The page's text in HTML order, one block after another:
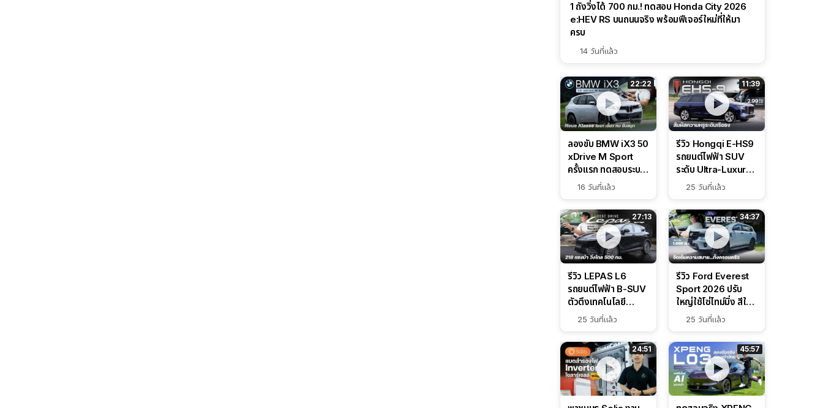
1 ถังวิ่งได้ 700 กม.! ทดสอบ Honda City 2026
e:HEV RS บนถนนจริง พร้อมฟีเจอร์ใหม่ที่ให้มา
ครบ
14 วันที่แล้ว
22:22
ลองขับ BMW iX3 50
xDrive M Sport
ครั้งแรก ทดสอบระบบ
ช่วยขับ และ
จัดเต็มในสนาม
16 วันที่แล้ว
11:39
รีวิว Hongqi E-HS9
รถยนต์ไฟฟ้า SUV
ระดับ Ultra-Luxury
ดีไซน์หรูหรา ช่วงล่าง
ระดับ
25 วันที่แล้ว
27:13
รีวิว LEPAS L6
รถยนต์ไฟฟ้า B-SUV
ตัวตึงเทคโนโลยี
Bosch IPB 2.0 ช่วง
แสนต้น
25 วันที่แล้ว
34:37
รีวิว Ford Everest
Sport 2026 ปรับ
ใหญ่ใช้โซ่ไทม์มิ่ง สีใหม่
Command Grey
สายลุย
25 วันที่แล้ว
24:51 45:57